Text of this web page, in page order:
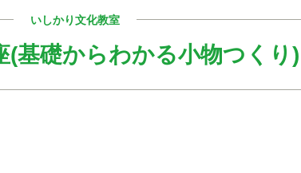
いしかり文化教室
(基礎からわかる小物つくり)